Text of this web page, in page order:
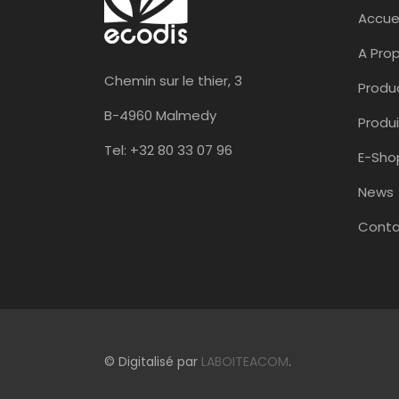
Chemin sur le thier, 3
B-4960 Malmedy
Tel: +32 80 33 07 96
A
E-
News
© Digitalisé par LABOITEACOM.